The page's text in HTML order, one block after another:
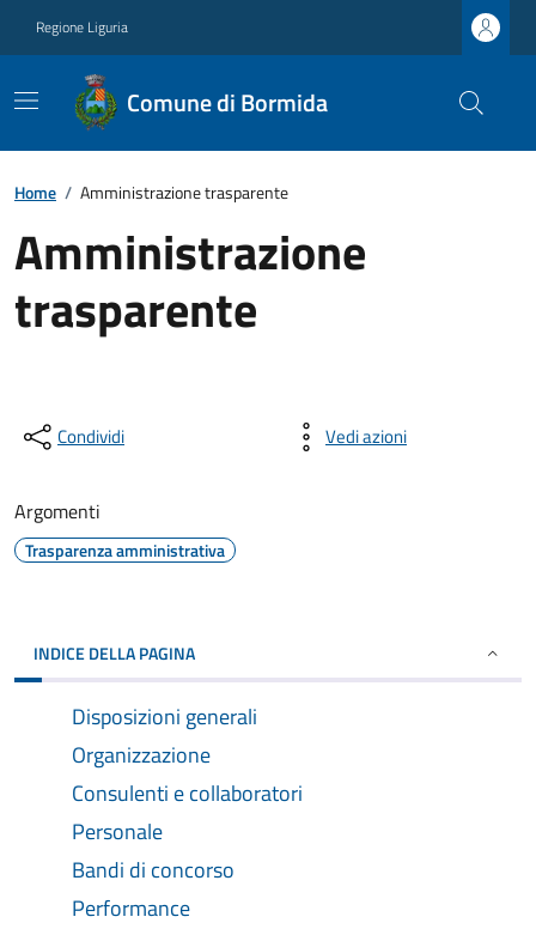
Regione Liguria
Comune di Bormida
Home / Amministrazione trasparente
Amministrazione
trasparente
Condividi Vedi azioni
Argomenti
Trasparenza amministrativa
INDICE DELLA PAGINA
Disposizioni generali
Organizzazione
Consulenti e collaboratori
Personale
Bandi di concorso
Performance